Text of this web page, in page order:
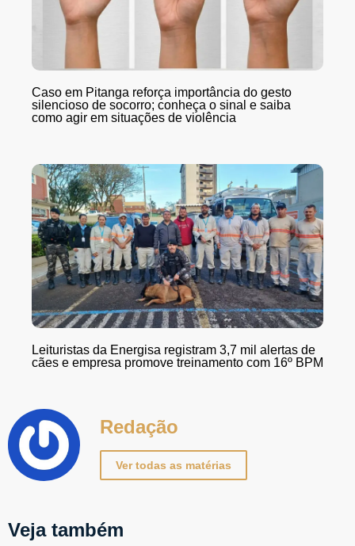
Caso em Pitanga reforça importância do gesto
silencioso de socorro; conheça o sinal e saiba
como agir em situações de violência
Leituristas da Energisa registram 3,7 mil alertas de
cães e empresa promove treinamento com 16º BPM
Redação
Ver todas as matérias
Veja também